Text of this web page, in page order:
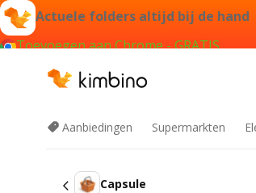
Actuele folders altijd bij de hand
Toevoegen aan Chrome - GRATIS
Aanbiedingen Supermarkten
Capsule